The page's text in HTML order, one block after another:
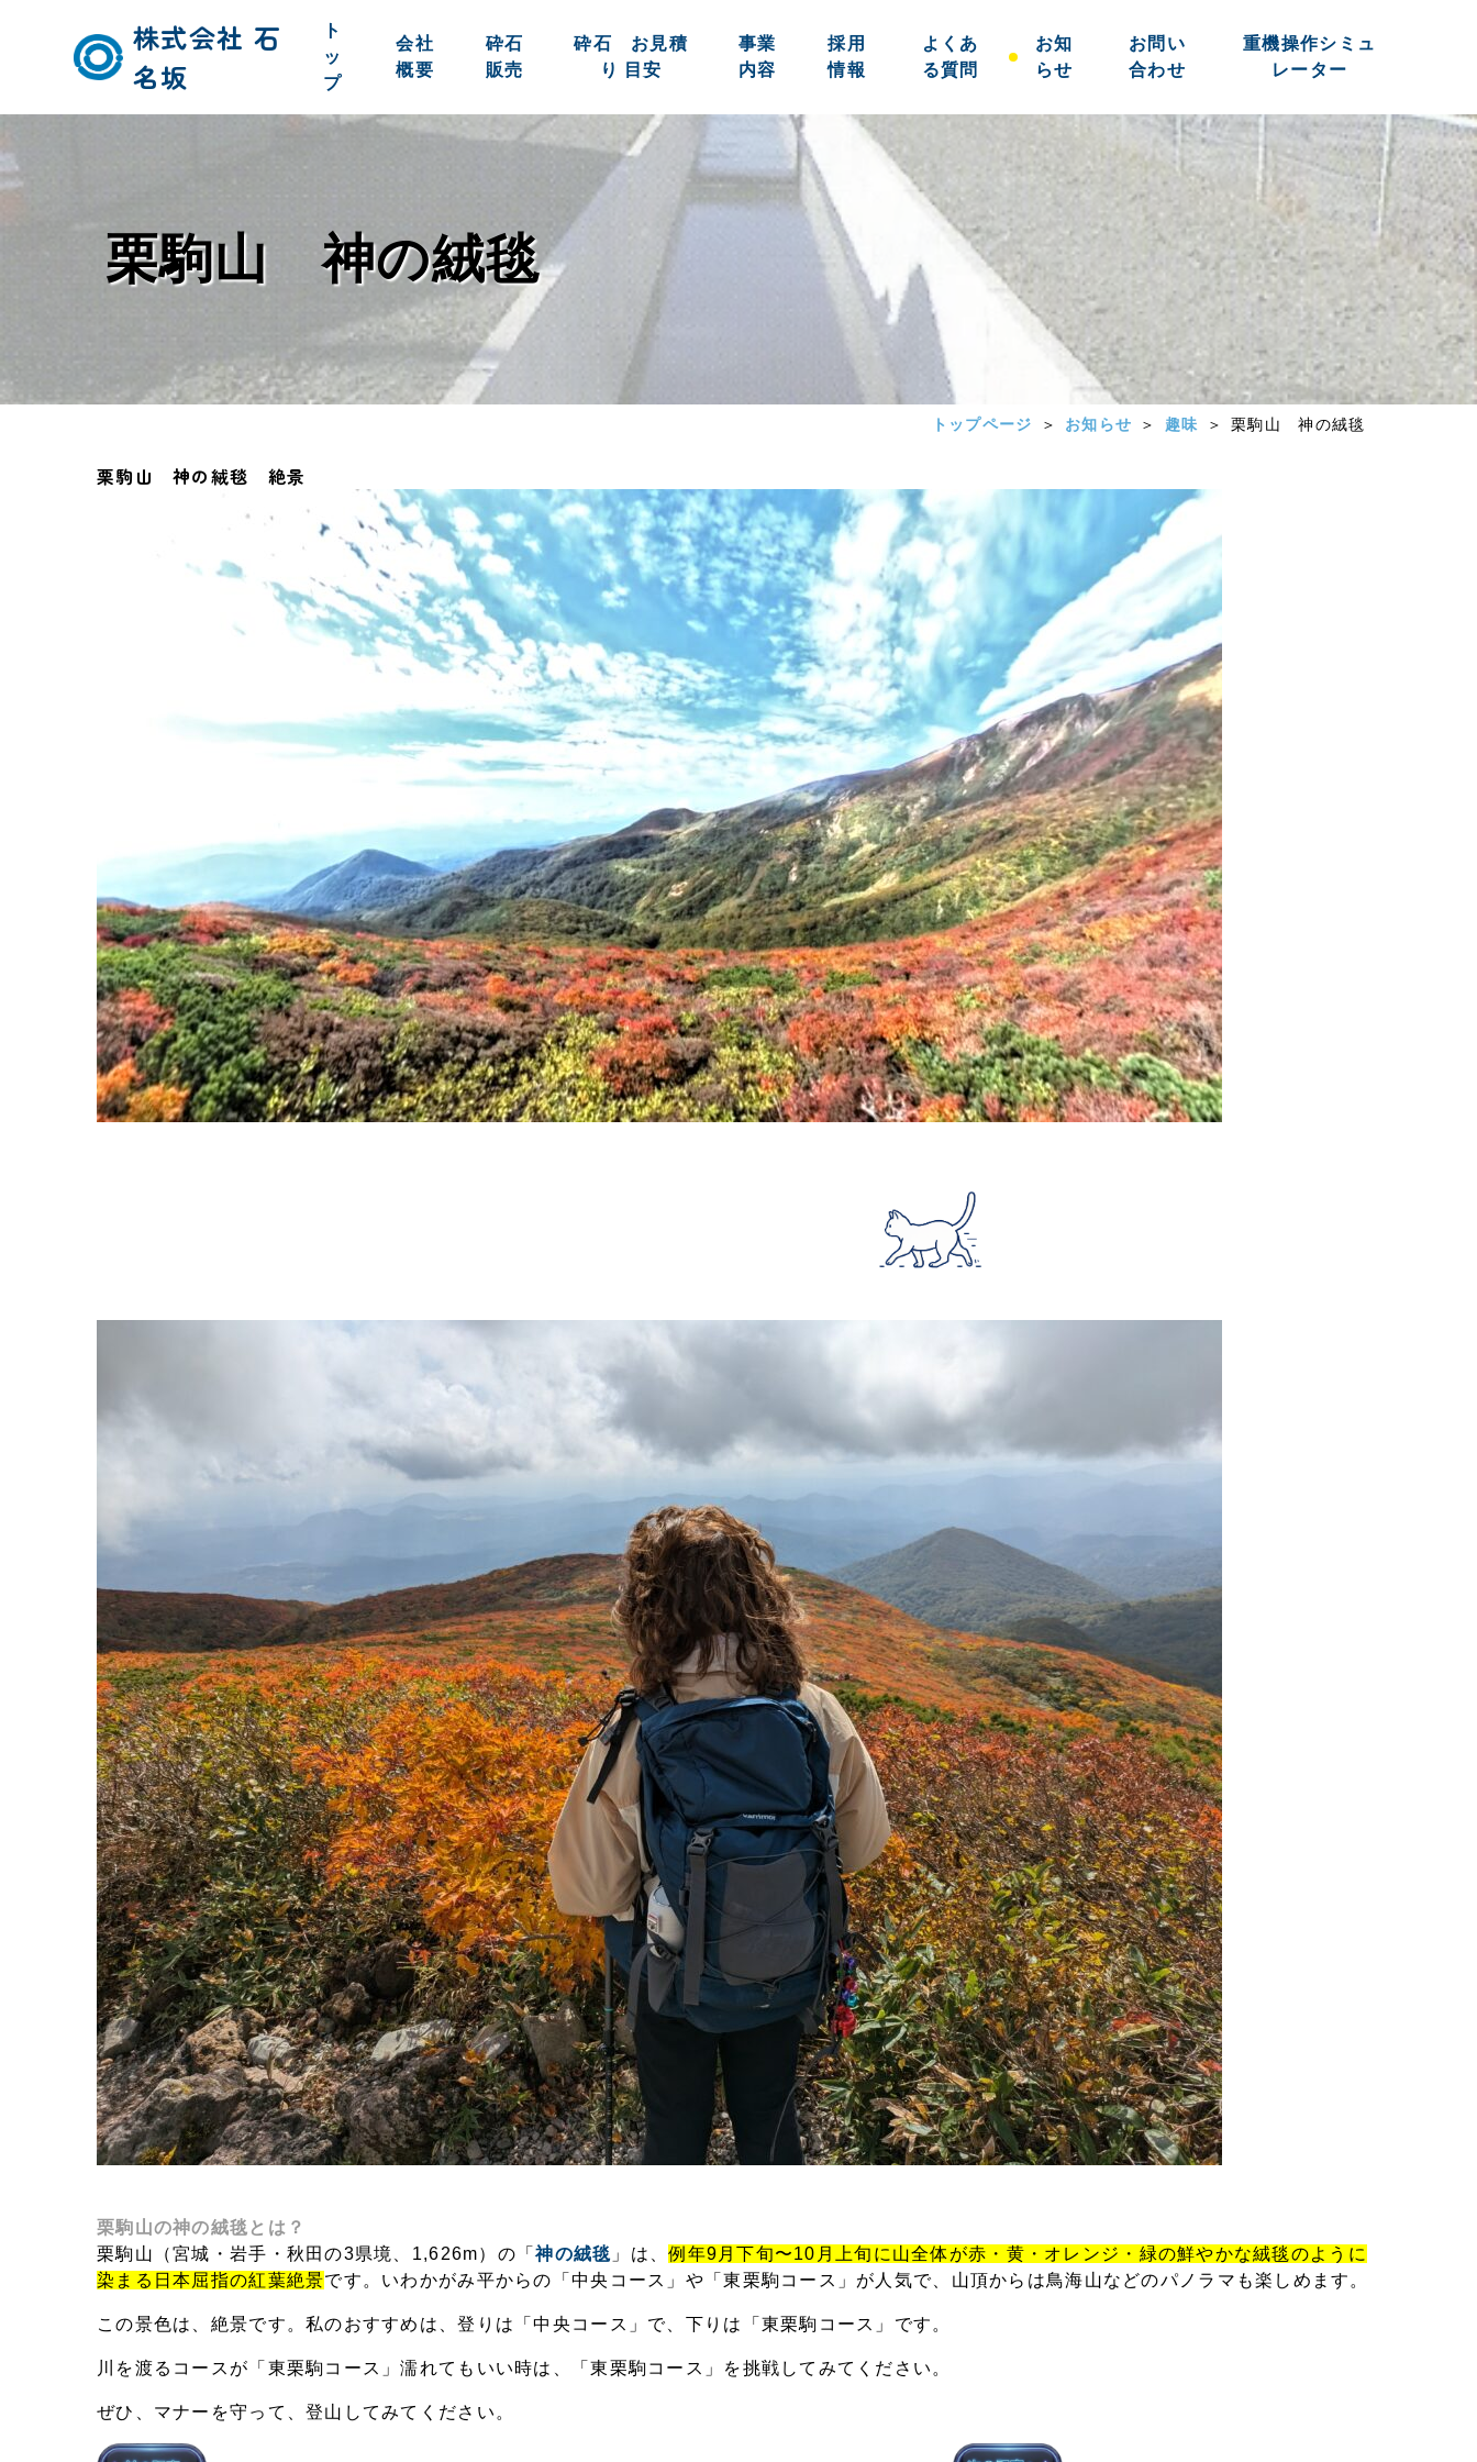
株式会社 石
名坂
ト
ッ
プ
会社
概要
砕石
販売
砕石 お見積
り 目安
事業
内容
採用
情報
よくあ
る質問
お知
らせ
お問い
合わせ
重機操作シミュ
レーター
栗駒山 神の絨毯
トップページ お知らせ 趣味 栗駒山 神の絨毯
栗駒山 神の絨毯 絶景
栗駒山の神の絨毯とは？
栗駒山（宮城・岩手・秋田の3県境、1,626m）の「神の絨毯 」は、例年9月下旬〜10月上旬に山全体が赤・黄・オレンジ・緑の鮮やかな絨毯のように
染まる日本屈指の紅葉絶景です。いわかがみ平からの「中央コース」や「東栗駒コース」が人気で、山頂からは鳥海山などのパノラマも楽しめます。
この景色は、絶景です。私のおすすめは、登りは「中央コース」で、下りは「東栗駒コース」です。
川を渡るコースが「東栗駒コース」濡れてもいい時は、「東栗駒コース」を挑戦してみてください。
ぜひ、マナーを守って、登山してみてください。